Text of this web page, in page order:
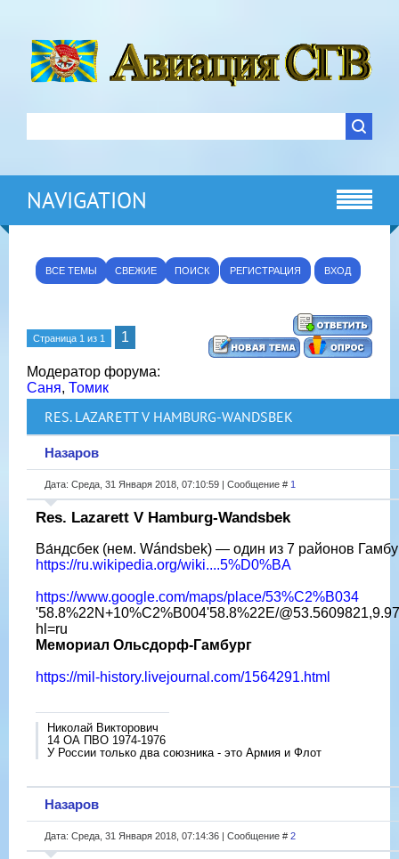
NAVIGATION
ВСЕ ТЕМЫ СВЕЖИЕ ПОИСК РЕГИСТРАЦИЯ ВХОД
Страница 1 из 1 1
Модератор форума:
Саня, Томик
RES. LAZARETT V HAMBURG-WANDSBEK
Назаров
Дата: Среда, 31 Января 2018, 07:10:59 | Сообщение # 1
Res. Lazarett V Hamburg-Wandsbek
Ва́ндсбек (нем. Wándsbek) — один из 7 районов
https://ru.wikipedia.org/wiki....5%D0%BA
https://www.google.com/maps/place/53%C2%B034
'58.8%22N+10%C2%B004'58.8%22E/
hl=ru
Мемориал Ольсдорф-Гамбург
https://mil-history.livejournal.com/1564291.html
Николай Викторович
14 ОА ПВО 1974-1976
У России только два союзника - это Армия и Флот
Назаров
Дата: Среда, 31 Января 2018, 07:14:36 | Сообщение # 2